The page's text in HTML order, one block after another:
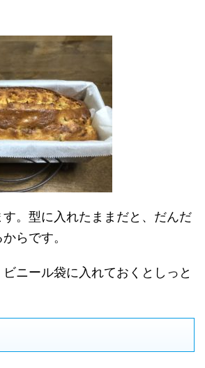
。型に入れたままだと、だんだ
らです。
ニール袋に入れておくとしっと